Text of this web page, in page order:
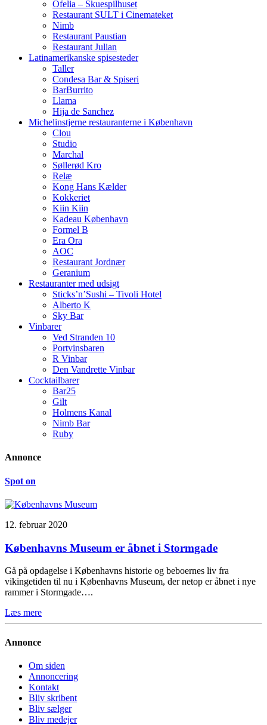
Ofelia – Skuespilhuset
Restaurant SULT i Cinemateket
Nimb
Restaurant Paustian
Restaurant Julian
Latinamerikanske spisesteder
Taller
Condesa Bar & Spiseri
BarBurrito
Llama
Hija de Sanchez
Michelinstjerne restauranterne i København
Clou
Studio
Marchal
Søllerød Kro
Relæ
Kong Hans Kælder
Kokkeriet
Kiin Kiin
Kadeau København
Formel B
Era Ora
AOC
Restaurant Jordnær
Geranium
Restauranter med udsigt
Sticks’n’Sushi – Tivoli Hotel
Alberto K
Sky Bar
Vinbarer
Ved Stranden 10
Portvinsbaren
R Vinbar
Den Vandrette Vinbar
Cocktailbarer
Bar25
Gilt
Holmens Kanal
Nimb Bar
Ruby
Annonce
Spot on
12. februar 2020
Københavns Museum er åbnet i Stormgade
Gå på opdagelse i Københavns historie og beboernes liv fra
vikingetiden til nu i Københavns Museum, der netop er åbnet i nye
rammer i Stormgade….
Læs mere
Annonce
Om siden
Annoncering
Kontakt
Bliv skribent
Bliv sælger
Bliv medejer